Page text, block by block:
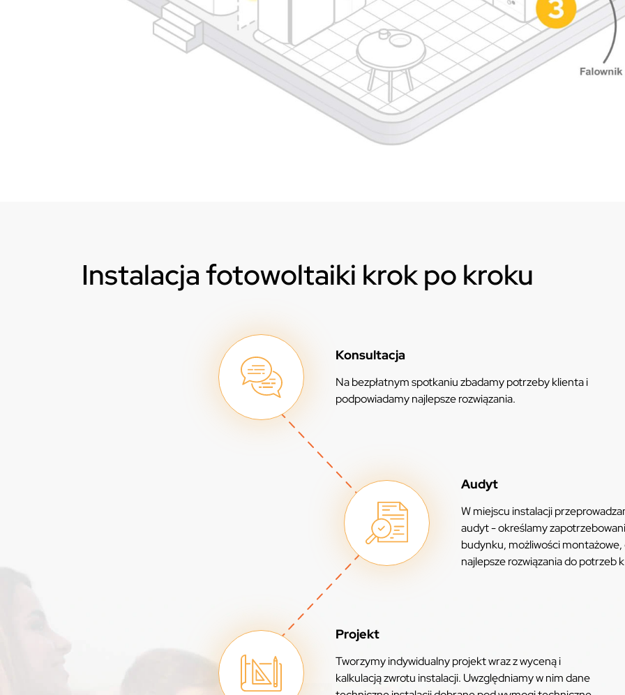
Instalacja fotowoltaiki krok po kroku
Konsultacja
Na bezpłatnym spotkaniu zbadamy potrzeby klienta i
podpowiadamy najlepsze rozwiązania.
Audyt
W miejscu instalacji
audyt - określamy
budynku, możliwości
najlepsze rozwiązania do potrzeb
Projekt
Tworzymy indywidualny projekt wraz z wyceną i
kalkulacją zwrotu instalacji. Uwzględniamy w nim dane